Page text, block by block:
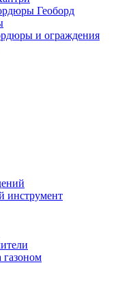
Геоборд
и ограждения
инструмент
газоном